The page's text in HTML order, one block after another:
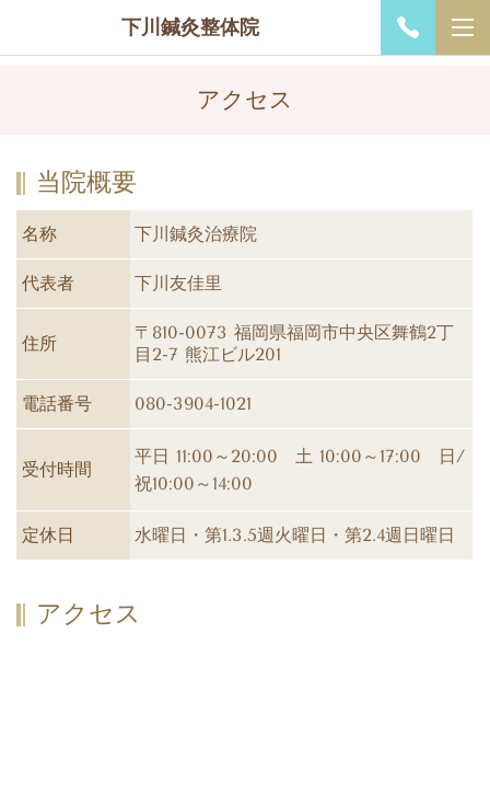
下川鍼灸整体院
アクセス
当院概要
名称 下川鍼灸治療院
代表者 下川友佳里
住所
〒810-0073 福岡県福岡市中央区舞鶴2丁
目2-7 熊江ビル201
電話番号 080-3904-1021
受付時間
平日 11:00～20:00 土 10:00～17:00 日/
祝10:00～14:00
定休日 水曜日・第1.3.5週火曜日・第2.4週日曜日
アクセス